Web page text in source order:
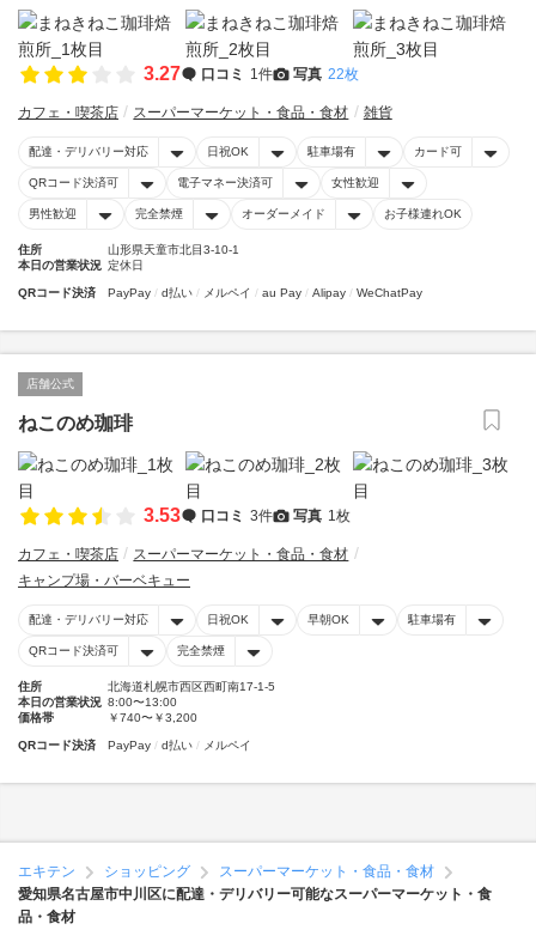
3.27 口コミ 1件 写真 22枚
カフェ・喫茶店 スーパーマーケット・食品・食材 雑貨
配達・デリバリー対応 日祝OK 駐車場有 カード可
QRコード決済可 電子マネー決済可 女性歓迎
男性歓迎 完全禁煙 オーダーメイド お子様連れOK
住所
山形県天童市北目3-10-1
本日の営業状況 定休日
QRコード決済 PayPay d払い メルペイ au Pay Alipay WeChatPay
店舗公式
ねこのめ珈琲
3.53 口コミ 3件 写真 1枚
カフェ・喫茶店
スーパーマーケット・食品・食材
キャンプ場・バーベキュー
配達・デリバリー対応 日祝OK 早朝OK 駐車場有
QRコード決済可 完全禁煙
住所
北海道札幌市西区西町南17-1-5
本日の営業状況 8:00〜13:00
価格帯
￥740〜￥3,200
QRコード決済 PayPay d払い メルペイ
エキテン ショッピング
スーパーマーケット・食品・食材
愛知県名古屋市中川区に配達・デリバリー可能なスーパーマーケット・食
品・食材